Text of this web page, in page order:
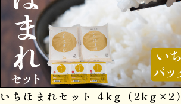
いちほまれセット 4kg（2kg×2